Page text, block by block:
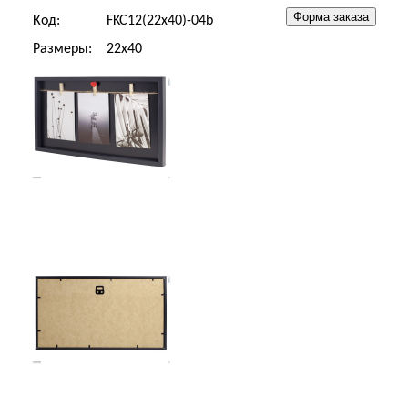
Код:
FKC12(22x40)-04b
Размеры:
22x40